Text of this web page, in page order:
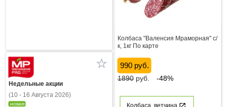
Колбаса "Валенсия Мраморная" с/
к, 1кг По карте
990 руб.
1890руб. -48%
Недельные акции
(10 - 16 Августа 2026)
новая